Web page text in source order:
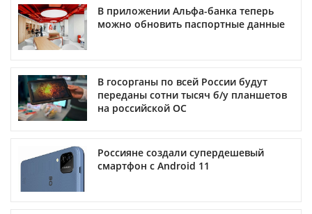
В приложении Альфа-банка теперь
можно обновить паспортные данные
В госорганы по всей России будут
переданы сотни тысяч б/у планшетов
на российской ОС
Россияне создали супердешевый
смартфон с Android 11